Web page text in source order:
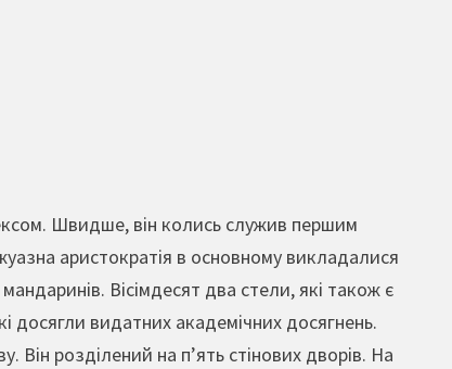
Швидше, він колись служив першим
аристократія в основному викладалися
Вісімдесят два стели, які також є
досягли видатних академічних досягнень.
Він розділений на п’ять стінових дворів. На